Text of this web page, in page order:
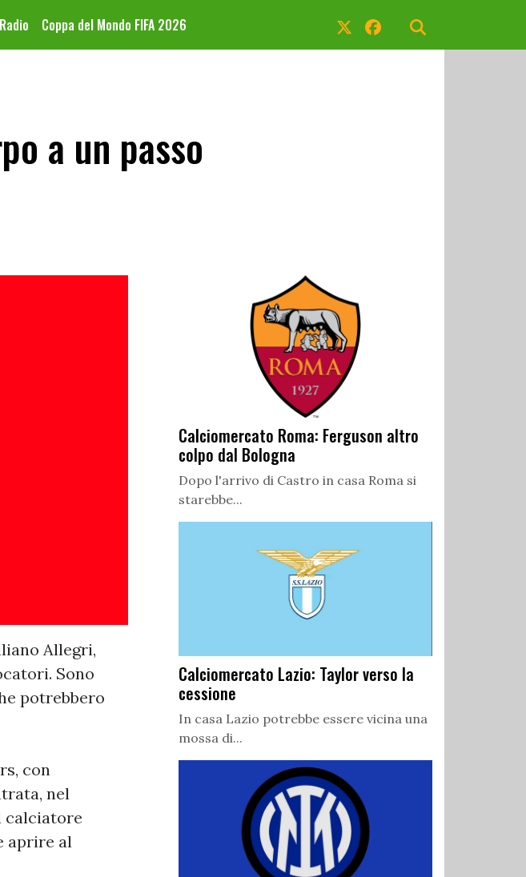
Radio Coppa del Mondo FIFA 2026
a un passo
Allegri,
Sono
potrebbero
con
nel
calciatore
aprire al
Calciomercato Roma: Ferguson altro
colpo dal Bologna
Dopo l'arrivo di Castro in casa Roma si
starebbe...
Calciomercato Lazio: Taylor verso la
cessione
In casa Lazio potrebbe essere vicina una
mossa di...